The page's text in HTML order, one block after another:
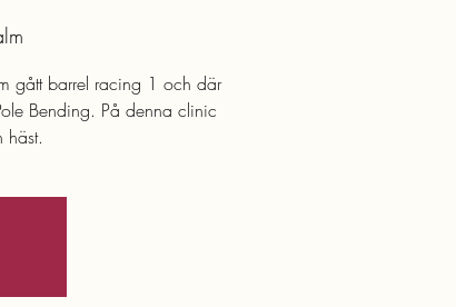
gått barrel racing 1 och där
Bending. På denna clinic
häst.